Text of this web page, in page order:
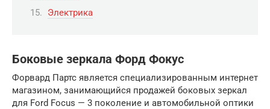
Электрика
Боковые зеркала Форд Фокус
Форвард Партс является специализированным интернет
магазином, занимающийся продажей боковых зеркал
для Ford Focus — 3 поколение и автомобильной оптики